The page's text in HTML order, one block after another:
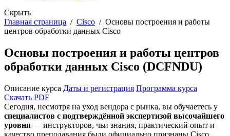
Скрыть
Главная страница / Cisco / Основы построения и работы
центров обработки данных Cisco
Основы построения и работы центров
обработки данных Cisco (DCFNDU)
Описание курса Даты и регистрация Программа курса
Скачать PDF
Сегодня, несмотря на уход вендора с рынка, вы обучаетесь у
специалистов с подтверждённой экспертизой высочайшего
уровня — инструкторов, чьи знания, практический опыт и
качество преподавания были официально признаны Cisco.